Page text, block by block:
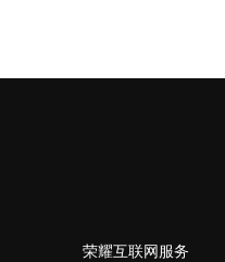
荣耀互联网服务